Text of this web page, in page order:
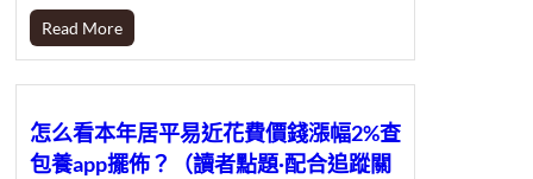
Read More
怎么看本年居平易近花費價錢漲幅2%查
包養app擺佈？（讀者點題·配合追蹤關